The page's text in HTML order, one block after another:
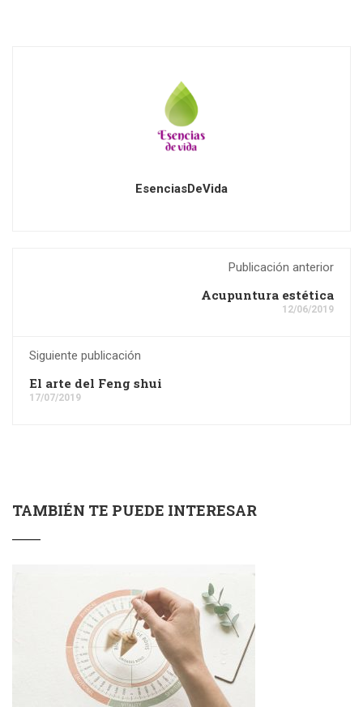
EsenciasDeVida
Publicación anterior
Acupuntura estética
12/06/2019
Siguiente publicación
El arte del Feng shui
17/07/2019
TAMBIÉN TE PUEDE INTERESAR